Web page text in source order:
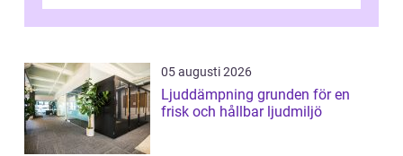
05 augusti 2026
Ljuddämpning grunden för en
frisk och hållbar ljudmiljö